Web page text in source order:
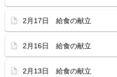
2月17日 給食の献立
2月16日 給食の献立
2月13日 給食の献立